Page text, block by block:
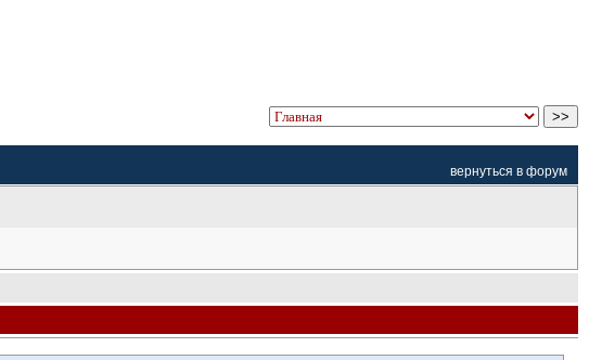
вернуться в форум